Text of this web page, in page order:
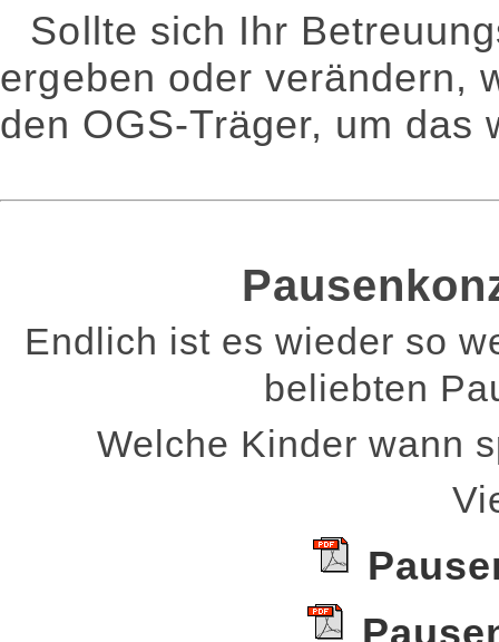
Sollte sich Ihr
ergeben oder verändern,
den OGS-Träger, um das
Endlich ist es wieder so
beliebten
Welche Kinder wann